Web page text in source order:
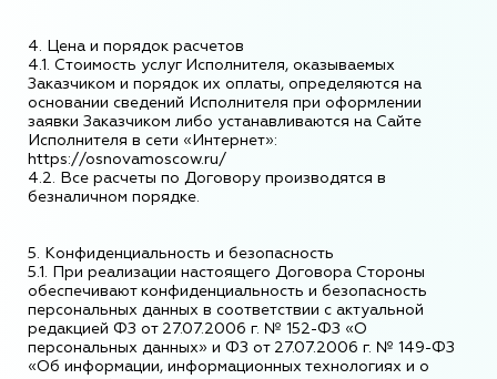
4. Цена и порядок расчетов
4.1. Стоимость услуг Исполнителя, оказываемых
Заказчиком и порядок их оплаты, определяются на
основании сведений Исполнителя при оформлении
заявки Заказчиком либо устанавливаются на Сайте
Исполнителя в сети «Интернет»:
https://osnovamoscow.ru/
4.2. Все расчеты по Договору производятся в
безналичном порядке.
5. Конфиденциальность и безопасность
5.1. При реализации настоящего Договора Стороны
обеспечивают конфиденциальность и безопасность
персональных данных в соответствии с актуальной
редакцией ФЗ от 27.07.2006 г. № 152-ФЗ «О
персональных данных» и ФЗ от 27.07.2006 г. № 149-ФЗ
«Об информации, информационных технологиях и о